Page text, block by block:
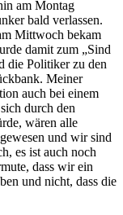
am Montag
bald verlassen.
Mittwoch bekam
damit zum „Sind
die Politiker zu den
Meiner
auch bei einem
durch den
wären alle
und wir sind
es ist auch noch
dass wir ein
und nicht, dass die